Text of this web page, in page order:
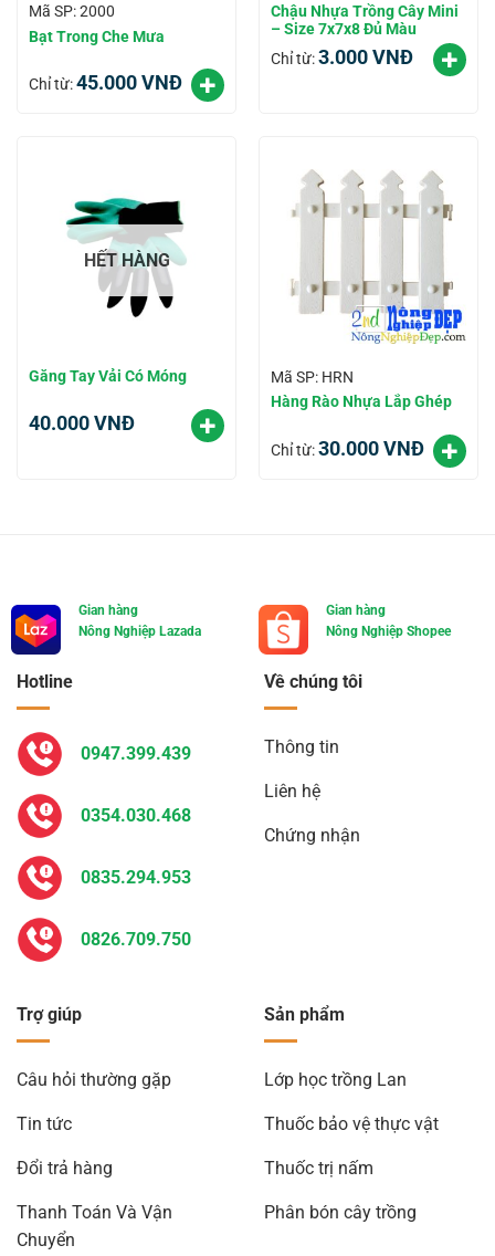
Mã SP: 2000
Bạt Trong Che Mưa
Chỉ từ:45.000VNĐ
Chậu Nhựa Trồng Cây Mini
– Size 7x7x8 Đủ Màu
Chỉ từ:3.000VNĐ
HẾT HÀNG
Găng Tay Vải Có Móng
40.000VNĐ
Mã SP: HRN
Hàng Rào Nhựa Lắp Ghép
Chỉ từ:30.000VNĐ
Gian hàng
Nông Nghiệp Lazada
Gian hàng
Nông Nghiệp Shopee
Về chúng tôi
Thông tin
Liên hệ
Chứng nhận
Trợ giúp
Câu hỏi thường gặp
Tin tức
Đổi trả hàng
Thanh Toán Và Vận
Chuyển
Sản phẩm
Lớp học trồng Lan
Thuốc bảo vệ thực vật
Thuốc trị nấm
Phân bón cây trồng
Hotline
0947.399.439
0354.030.468
0835.294.953
0826.709.750